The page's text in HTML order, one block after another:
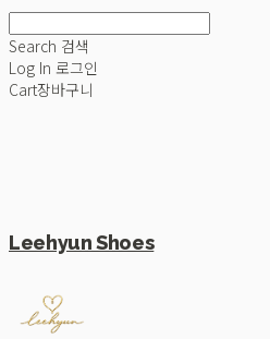
Search 검색
Log In 로그인
Cart장바구니
Leehyun Shoes